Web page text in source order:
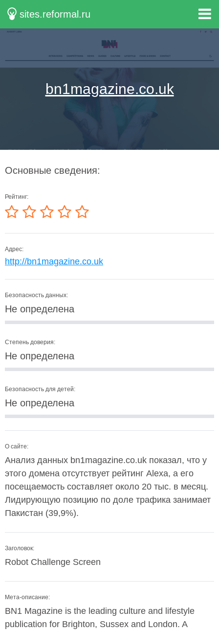
sites.reformal.ru
bn1magazine.co.uk
Основные сведения:
Рейтинг:
Адрес:
http://bn1magazine.co.uk
Безопасность данных:
Не определена
Степень доверия:
Не определена
Безопасность для детей:
Не определена
О сайте:
Анализ данных bn1magazine.co.uk показал, что у
этого домена отсутствует рейтинг Alexa, а его
посещаемость составляет около 20 тыс. в месяц.
Лидирующую позицию по доле трафика занимает
Пакистан (39,9%).
Заголовок:
Robot Challenge Screen
Мета-описание:
BN1 Magazine is the leading culture and lifestyle
publication for Brighton, Sussex and London. A